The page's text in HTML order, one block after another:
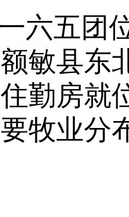
六五团
敏县东
勤房就
牧业分